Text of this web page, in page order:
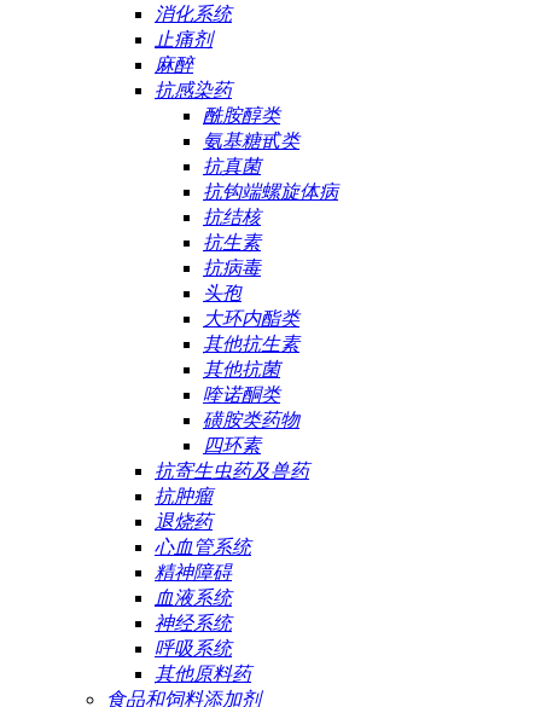
消化系统
止痛剂
麻醉
抗感染药
酰胺醇类
氨基糖甙类
抗真菌
抗钩端螺旋体病
抗结核
抗生素
抗病毒
头孢
大环内酯类
其他抗生素
其他抗菌
喹诺酮类
磺胺类药物
四环素
抗寄生虫药及兽药
抗肿瘤
退烧药
心血管系统
精神障碍
血液系统
神经系统
呼吸系统
其他原料药
食品和饲料添加剂